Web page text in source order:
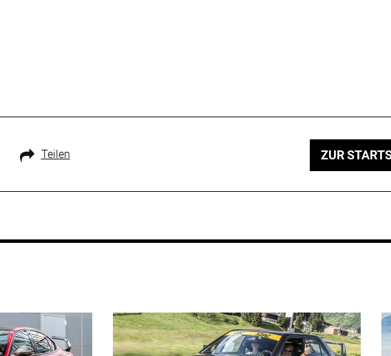
Teilen ZUR